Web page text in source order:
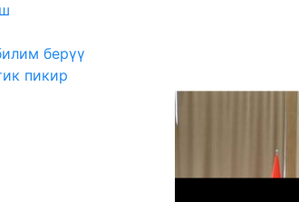
берүү
пикир